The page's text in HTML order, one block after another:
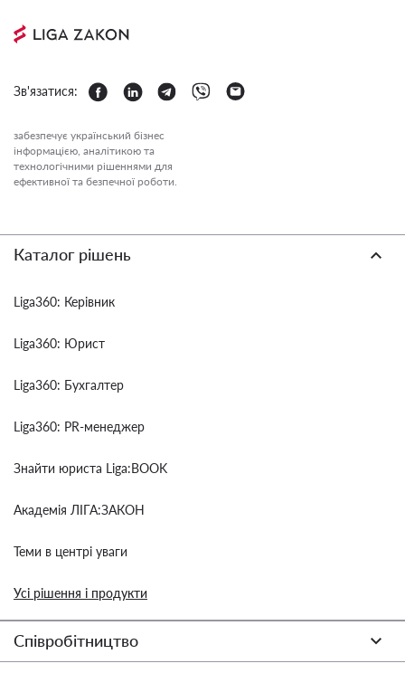
Зв'язатися:
забезпечує український бізнес
інформацією, аналітикою та
технологічними рішеннями для
ефективної та безпечної роботи.
Каталог рішень
Liga360: Керівник
Liga360: Юрист
Liga360: Бухгалтер
Liga360: PR-менеджер
Знайти юриста Liga:BOOK
Академія ЛІГА:ЗАКОН
Теми в центрі уваги
Усі рішення і продукти
Співробітництво